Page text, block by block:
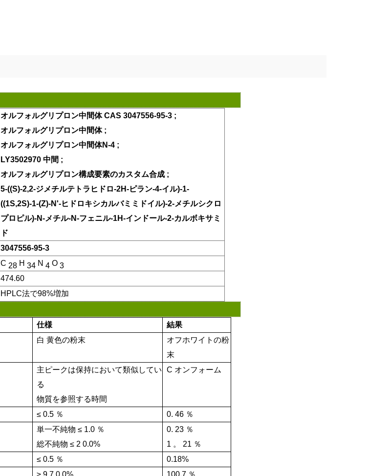
オルフォルグリプロン中間体 CAS 3047556-95-3 ;
オルフォルグリプロン中間体 ;
オルフォルグリプロン中間体N-4 ;
LY3502970 中間 ;
オルフォルグリプロン構成要素のカスタム合成 ;
5-((S)-2,2-ジメチルテトラヒドロ-2H-ピラン-4-イル)-1-
((1S,2S)-1-(Z)-N'-ヒドロキシカルバミミドイル)-2-メチルシクロ
プロピル)-N-メチル-N-フェニル-1H-インドール-2-カルボキサミ
ド
3047556-95-3
C 28 H 34 N 4 O 3
474.60
HPLC法で98%増加
仕様
結果
白 黄色の粉末
オフホワイトの粉
末
主ピークは保持において類似してい
る
物質を参照する時間
C オンフォーム
≤ 0.5 ％ 0. 46 ％
単一不純物 ≤ 1.0 ％
総不純物 ≤ 2 0.0%
0. 23 ％
1 。 21 ％
≤ 0.5 ％
0.18%